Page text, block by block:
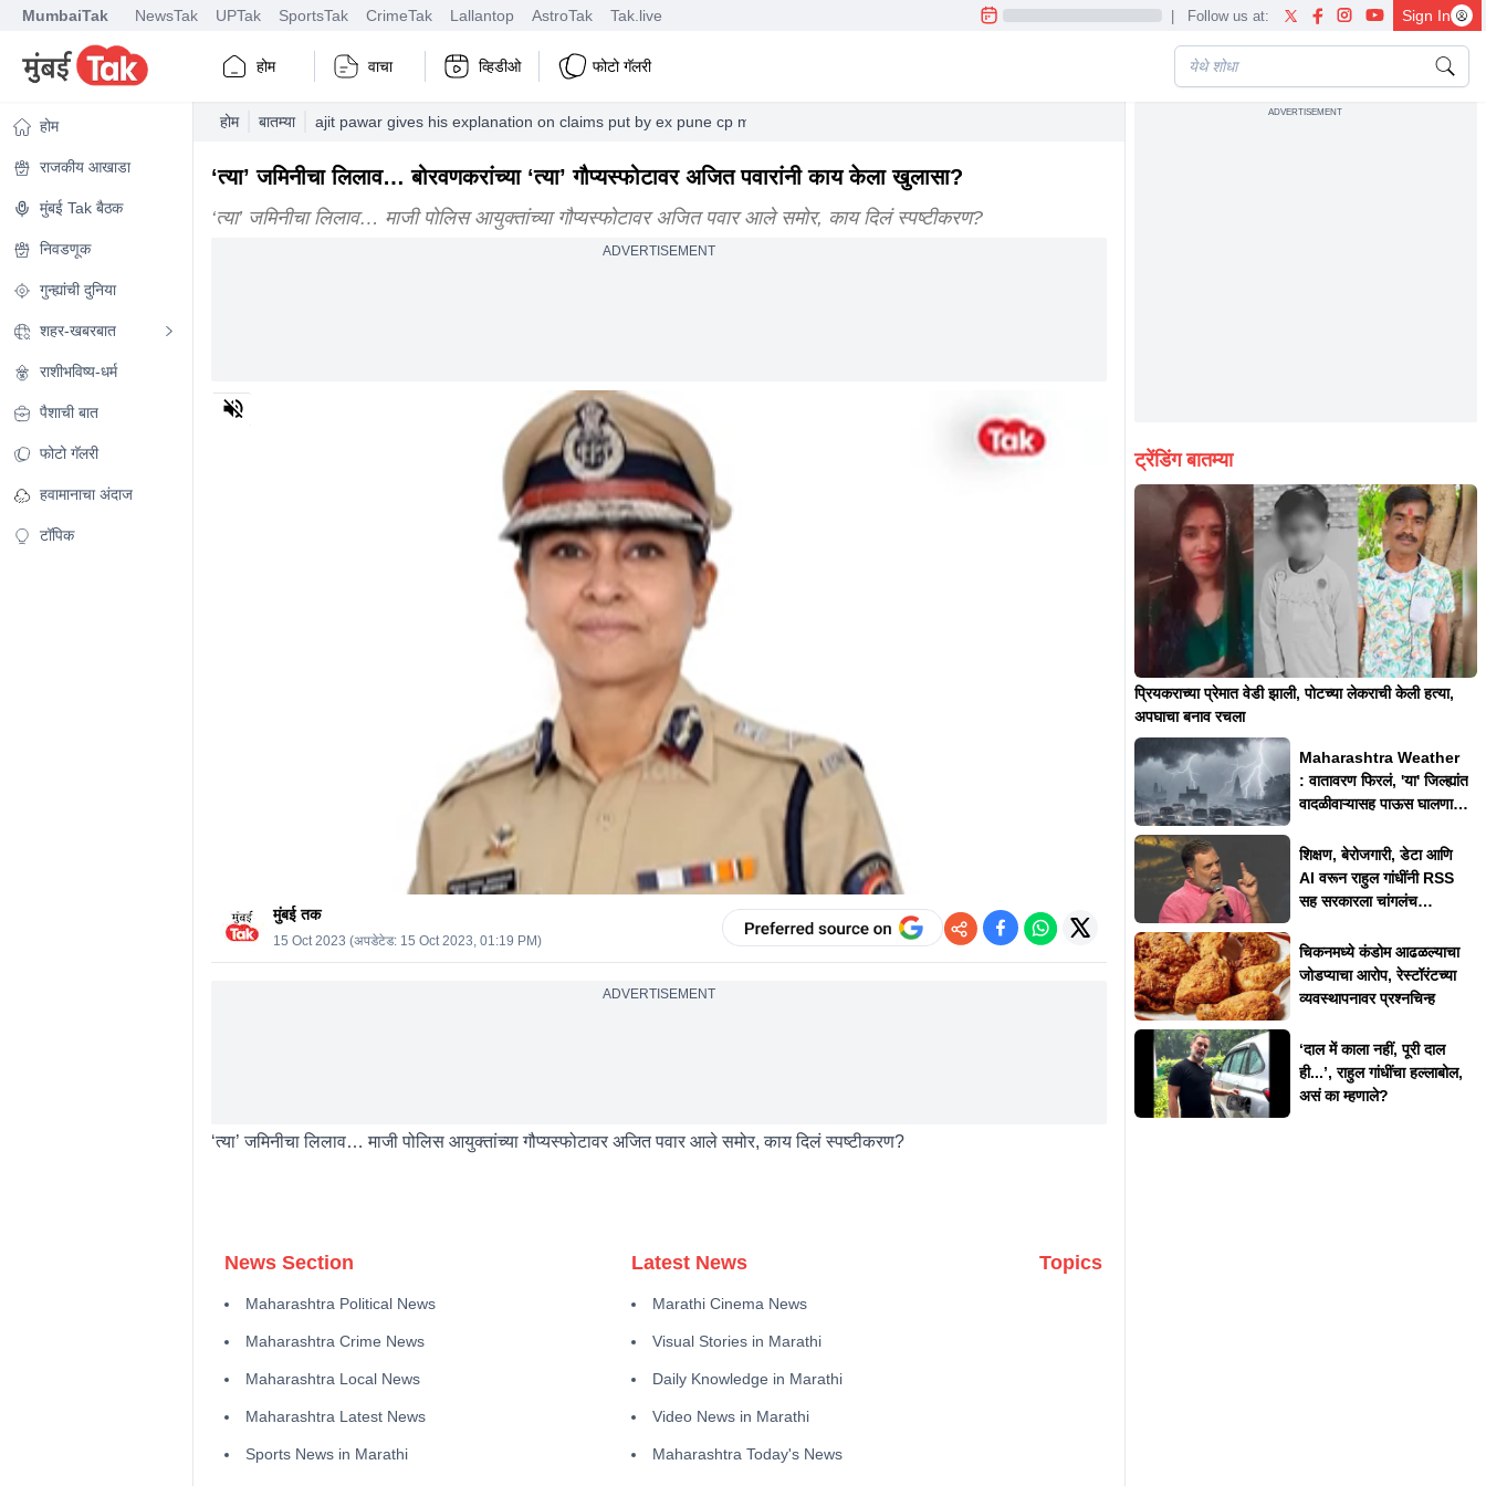
MumbaiTak NewsTak UPTak SportsTak CrimeTak Lallantop AstroTak Tak.live | Follow us at: Sign In
होम वाचा व्हिडीओ फोटो गॅलरी
होम
राजकीय आखाडा
मुंबई Tak बैठक
निवडणूक
गुन्ह्यांची दुनिया
शहर-खबरबात
राशीभविष्य-धर्म
पैशाची बात
फोटो गॅलरी
हवामानाचा अंदाज
टॉपिक
होम बातम्या ajit pawar gives his explanation on claims put by ex pune cp meera borwankar
‘त्या’ जमिनीचा लिलाव… बोरवणकरांच्या ‘त्या’ गौप्यस्फोटावर अजित पवारांनी काय केला खुलासा?
‘त्या’ जमिनीचा लिलाव… माजी पोलिस आयुक्तांच्या गौप्यस्फोटावर अजित पवार आले समोर, काय दिलं स्पष्टीकरण?
ADVERTISEMENT
0
of
मुंबई तक
15 Oct 2023 (अपडेटेड: 15 Oct 2023, 01:19 PM)
ADVERTISEMENT
‘त्या’ जमिनीचा लिलाव… माजी पोलिस आयुक्तांच्या गौप्यस्फोटावर अजित पवार आले समोर, काय दिलं स्पष्टीकरण?
News Section
Maharashtra Political News
Maharashtra Crime News
Maharashtra Local News
Maharashtra Latest News
Sports News in Marathi
Latest News
Marathi Cinema News
Visual Stories in Marathi
Daily Knowledge in Marathi
Video News in Marathi
Maharashtra Today's News
Topics
ADVERTISEMENT
ट्रेंडिंग बातम्या
प्रियकराच्या प्रेमात वेडी झाली, पोटच्या लेकराची केली हत्या,
अपघाचा बनाव रचला
Maharashtra Weather
: वातावरण फिरलं, 'या' जिल्ह्यांत
वादळीवाऱ्यासह पाऊस घालणार
शिक्षण, बेरोजगारी, डेटा आणि
AI वरून राहुल गांधींनी RSS
सह सरकारला चांगलंच
चिकनमध्ये कंडोम आढळल्याचा
जोडप्याचा आरोप, रेस्टॉरंटच्या
व्यवस्थापनावर प्रश्नचिन्ह
‘दाल में काला नहीं, पूरी दाल
ही...’, राहुल गांधींचा हल्लाबोल,
असं का म्हणाले?